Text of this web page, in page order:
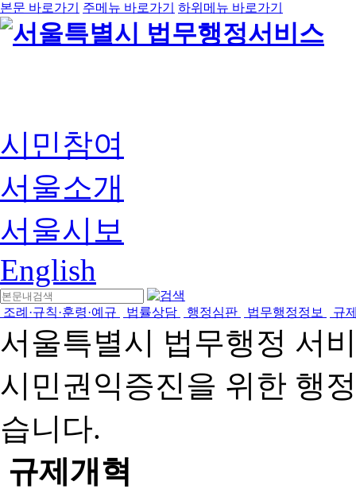
본문 바로가기 주메뉴 바로가기 하위메뉴 바로가기
시민참여
서울소개
서울시보
English
조례·규칙·훈령·예규 법률상담 행정심판 법무행정정보 규
서울특별시 법무행정 서
시민권익증진을 위한 행
습니다.
규제개혁